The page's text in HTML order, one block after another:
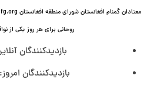
معتادان گمنام افغانستان شورای منطقه افغانستان naafg.org
روحانی برای هر روز یکی از
بازدیدکنندگان
بازدیدکنندگان امروز: